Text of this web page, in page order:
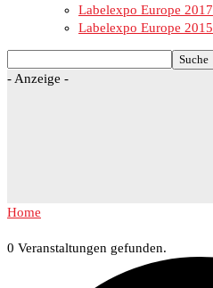
Labelexpo Europe 2017
Labelexpo Europe 2015
- Anzeige -
Home
0 Veranstaltungen gefunden.